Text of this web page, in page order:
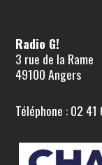
Radio G!
3 rue de la Rame
49100 Angers
Téléphone : 02